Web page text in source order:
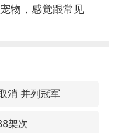
物，感觉跟常见
消 并列冠军
架次